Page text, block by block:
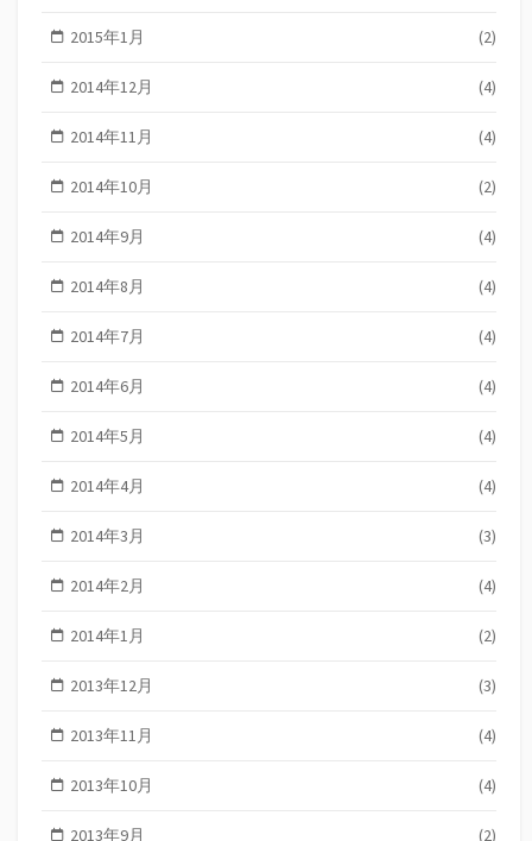
2015年1月 (2)
2014年12月 (4)
2014年11月 (4)
2014年10月 (2)
2014年9月 (4)
2014年8月 (4)
2014年7月 (4)
2014年6月 (4)
2014年5月 (4)
2014年4月 (4)
2014年3月 (3)
2014年2月 (4)
2014年1月 (2)
2013年12月 (3)
2013年11月 (4)
2013年10月 (4)
2013年9月 (2)